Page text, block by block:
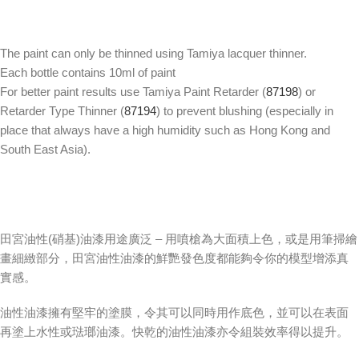
The paint can only be thinned using Tamiya lacquer thinner.
Each bottle contains 10ml of paint
For better paint results use Tamiya Paint Retarder (87198) or
Retarder Type Thinner (87194) to prevent blushing (especially in
place that always have a high humidity such as Hong Kong and
South East Asia).
田宮油性(硝基)油漆用途廣泛 – 用噴槍為大面積上色，或是用筆掃繪
畫細緻部分，田宮油性油漆的鮮艷發色度都能夠令你的模型增添真
實感。
油性油漆擁有堅牢的塗膜，令其可以同時用作底色，並可以在表面
再塗上水性或琺瑯油漆。快乾的油性油漆亦令組裝效率得以提升。